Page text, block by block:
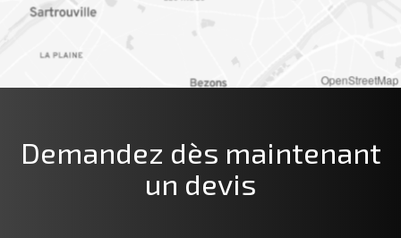
OpenStreetMap
Demandez dès maintenant
un devis